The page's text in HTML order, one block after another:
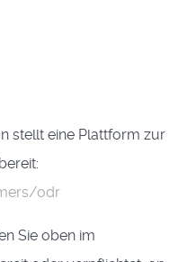
stellt eine Plattform zur
odr
Sie oben im